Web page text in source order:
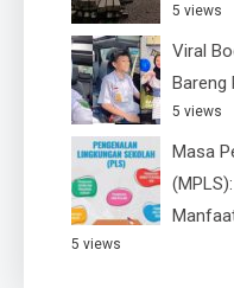
5 views
Viral
Bareng
5 views
Masa
5 views